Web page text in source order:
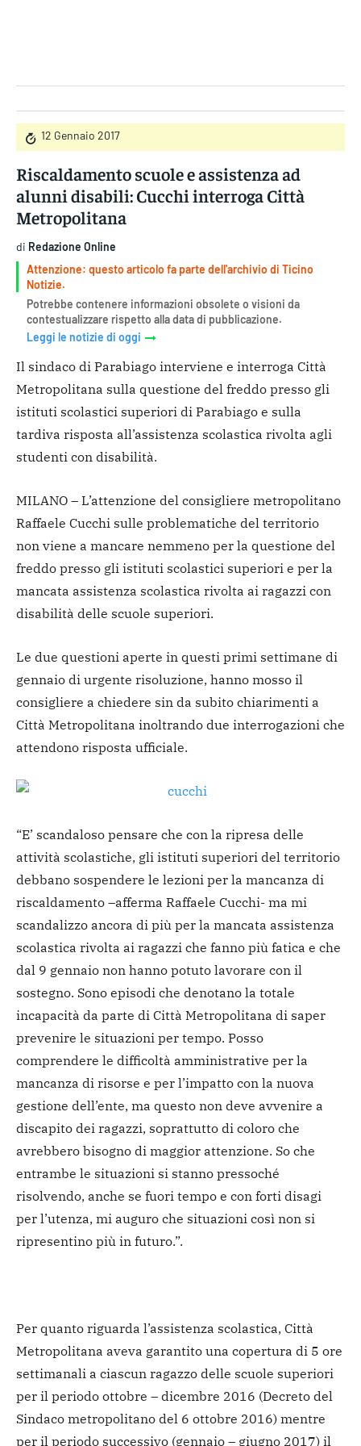
12 Gennaio 2017
Riscaldamento scuole e assistenza ad
alunni disabili: Cucchi interroga Città
Metropolitana
di Redazione Online
Attenzione: questo articolo fa parte dell'archivio di Ticino
Notizie.
Potrebbe contenere informazioni obsolete o visioni da
contestualizzare rispetto alla data di pubblicazione.
Leggi le notizie di oggi
Il sindaco di Parabiago interviene e interroga Città
Metropolitana sulla questione del freddo presso gli
istituti scolastici superiori di Parabiago e sulla
tardiva risposta all’assistenza scolastica rivolta agli
studenti con disabilità.
MILANO – L’attenzione del consigliere metropolitano
Raffaele Cucchi sulle problematiche del territorio
non viene a mancare nemmeno per la questione del
freddo presso gli istituti scolastici superiori e per la
mancata assistenza scolastica rivolta ai ragazzi con
disabilità delle scuole superiori.
Le due questioni aperte in questi primi settimane di
gennaio di urgente risoluzione, hanno mosso il
consigliere a chiedere sin da subito chiarimenti a
Città Metropolitana inoltrando due interrogazioni che
attendono risposta ufficiale.
“E’ scandaloso pensare che con la ripresa delle
attività scolastiche, gli istituti superiori del territorio
debbano sospendere le lezioni per la mancanza di
riscaldamento –afferma Raffaele Cucchi- ma mi
scandalizzo ancora di più per la mancata assistenza
scolastica rivolta ai ragazzi che fanno più fatica e che
dal 9 gennaio non hanno potuto lavorare con il
sostegno. Sono episodi che denotano la totale
incapacità da parte di Città Metropolitana di saper
prevenire le situazioni per tempo. Posso
comprendere le difficoltà amministrative per la
mancanza di risorse e per l’impatto con la nuova
gestione dell’ente, ma questo non deve avvenire a
discapito dei ragazzi, soprattutto di coloro che
avrebbero bisogno di maggior attenzione. So che
entrambe le situazioni si stanno pressoché
risolvendo, anche se fuori tempo e con forti disagi
per l’utenza, mi auguro che situazioni così non si
ripresentino più in futuro.”.
Per quanto riguarda l’assistenza scolastica, Città
Metropolitana aveva garantito una copertura di 5 ore
settimanali a ciascun ragazzo delle scuole superiori
per il periodo ottobre – dicembre 2016 (Decreto del
Sindaco metropolitano del 6 ottobre 2016) mentre
per il periodo successivo (gennaio – giugno 2017) il